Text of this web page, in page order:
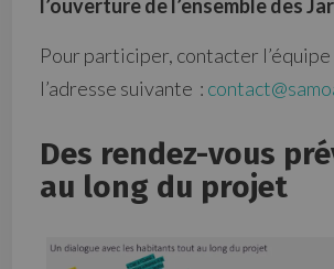
l’ouverture de l’ensemble des
Pour participer, contacter l’équipe
l’adresse suivante :
Des rendez-vous
au long du projet